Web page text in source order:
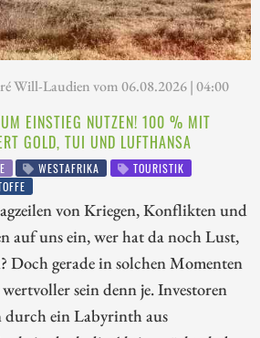
Will-Laudien vom 06.08.2026 | 04:00
EINSTIEG NUTZEN! 100 % MIT
GOLD, TUI UND LUFTHANSA
WESTAFRIKA
TOURISTIK
von Kriegen, Konflikten und
auf uns ein, wer hat da noch Lust,
Doch gerade in solchen Momenten
sein denn je. Investoren
durch ein Labyrinth aus